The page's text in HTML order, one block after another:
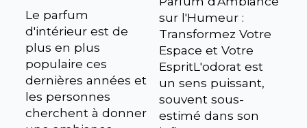
Le parfum
d'intérieur est de
plus en plus
populaire ces
dernières années et
les personnes
cherchent à donner
sur l'Humeur :
Transformez Votre
Espace et Votre
EspritL'odorat est
un sens puissant,
souvent sous-
estimé dans son